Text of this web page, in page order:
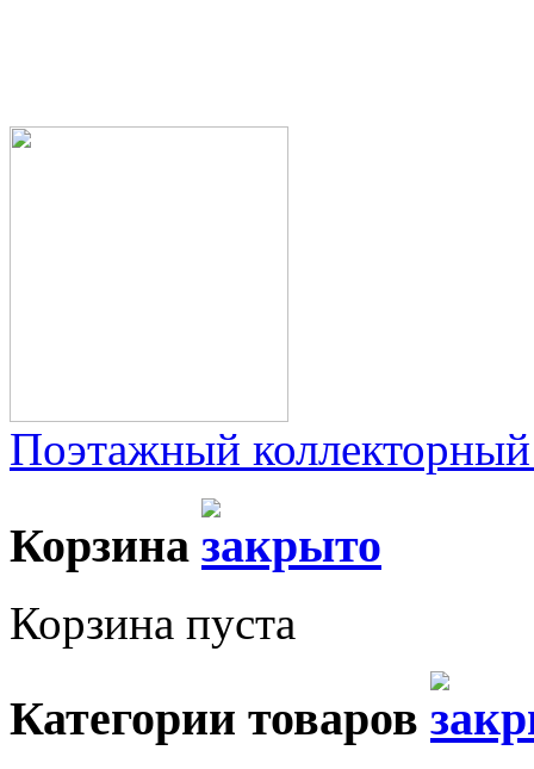
Поэтажный
Корзина
Корзина пуста
Категории товаров